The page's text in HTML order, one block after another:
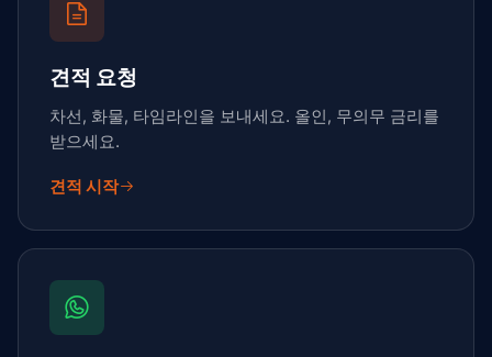
견적 요청
차선, 화물, 타임라인을 보내세요. 올인, 무의무 금리를
받으세요.
견적 시작